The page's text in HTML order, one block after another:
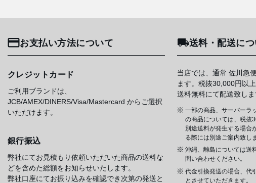
お支払い方法について
クレジットカード
ご利用ブランドは、
JCB/AMEX/DINERS/Visa/Mastercard からご選択
いただけます。
銀行振込
弊社にてお見積もり依頼いただいた商品の送料な
どを含めた総額をお知らせいたします。
弊社口座にてお振り込みを確認でき次第の発送と
送料・配送に
当店では、通常 佐川急
ます。税抜30,000円以
送料無料にて配送致しま
一部の商品、サーバーラ
の商品については、税抜
別途送料が発生する場合
る際には別途ご案内致し
沖縄、離島については送
問い合わせください。
代金引換発送の場合、代
とさせていただきます。